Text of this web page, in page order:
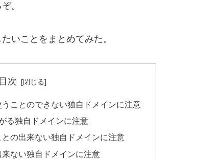
。
いことをまとめてみた。
目次
ことのできない独自ドメインに注意
る独自ドメインに注意
の出来ない独自ドメインに注意
ない独自ドメインに注意